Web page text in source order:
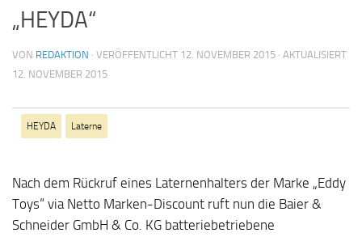
„HEYDA“
VON REDAKTION · VERÖFFENTLICHT 12. NOVEMBER 2015 · AKTUALISIERT
12. NOVEMBER 2015
HEYDA Laterne
Nach dem Rückruf eines Laternenhalters der Marke „Eddy
Toys“ via Netto Marken-Discount ruft nun die Baier &
Schneider GmbH & Co. KG batteriebetriebene